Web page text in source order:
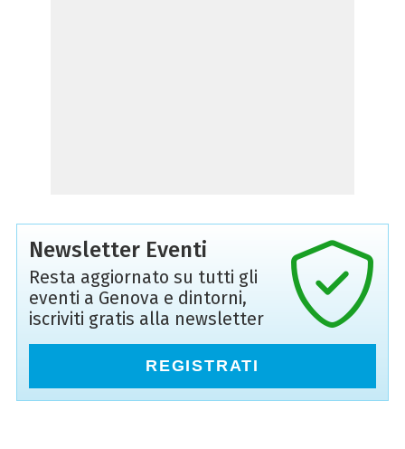
Newsletter Eventi
Resta aggiornato su tutti gli
eventi a Genova e dintorni,
iscriviti gratis alla newsletter
REGISTRATI